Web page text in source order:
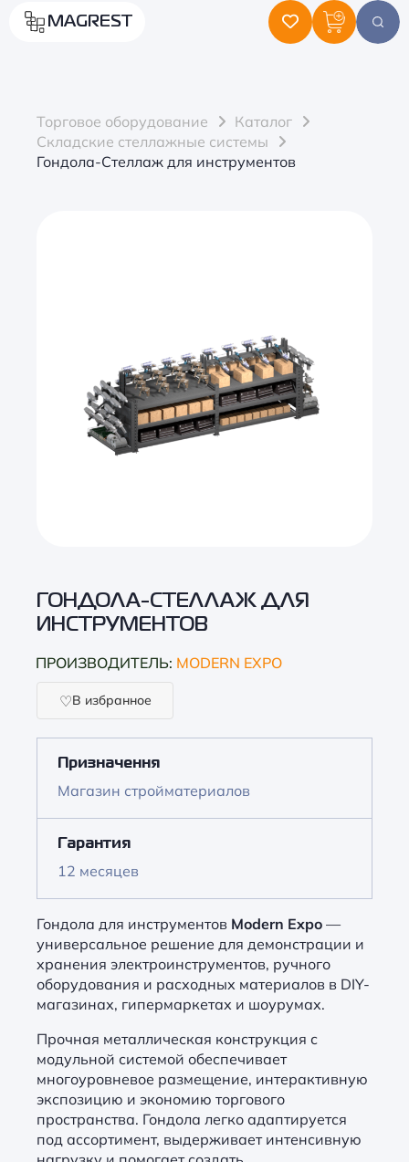
MAGREST
Торговое оборудование
Каталог
Складские стеллажные системы
Гондола-Стеллаж для инструментов
ГОНДОЛА-СТЕЛЛАЖ ДЛЯ
ИНСТРУМЕНТОВ
ПРОИЗВОДИТЕЛЬ: MODERN EXPO
В избранное
Призначення
Магазин стройматериалов
Гарантия
12 месяцев
Гондола для инструментов Modern Expo —
универсальное решение для демонстрации и
хранения электроинструментов, ручного
оборудования и расходных материалов в DIY-
магазинах, гипермаркетах и шоурумах.
Прочная металлическая конструкция с
модульной системой обеспечивает
многоуровневое размещение, интерактивную
экспозицию и экономию торгового
пространства. Гондола легко адаптируется
под ассортимент, выдерживает интенсивную